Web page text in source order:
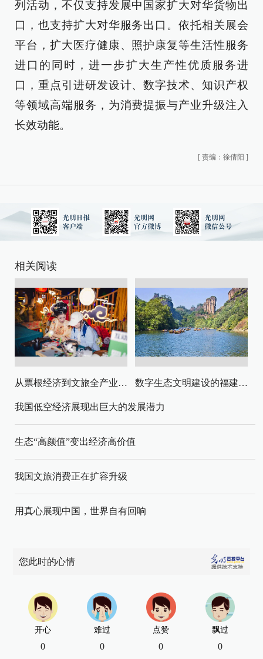
列活动，不仅支持发展中国家扩大对华货物出
口，也支持扩大对华服务出口。依托相关展会
平台，扩大医疗健康、照护康复等生活性服务
进口的同时，进一步扩大生产性优质服务进
口，重点引进研发设计、数字技术、知识产权
等领域高端服务，为消费提振与产业升级注入
长效动能。
[ 责编：徐倩阳 ]
相关阅读
从票根经济到文旅全产业链升级 数字生态文明建设的福建路径与启示
我国低空经济展现出巨大的发展潜力
生态“高颜值”变出经济高价值
我国文旅消费正在扩容升级
用真心展现中国，世界自有回响
您此时的心情
开心
0
难过
0
点赞
0
飘过
0